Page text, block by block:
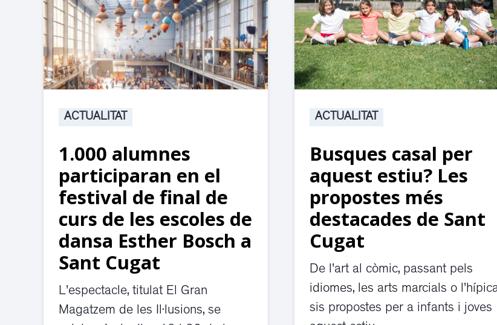
ACTUALITAT
1.000 alumnes
participaran en el
festival de final de
curs de les escoles de
dansa Esther Bosch a
Sant Cugat
L'espectacle, titulat El Gran
Magatzem de les Il·lusions, se
ACTUALITAT
Busques casal per
aquest estiu? Les
propostes més
destacades de Sant
Cugat
De l'art al còmic, passant pels
idiomes, les arts marcials o
sis propostes per a infants i joves